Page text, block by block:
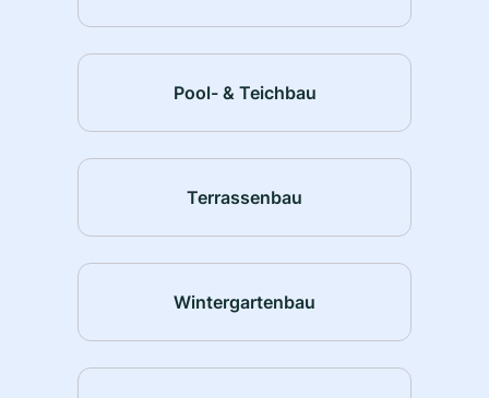
Pool- & Teichbau
Terrassenbau
Wintergartenbau